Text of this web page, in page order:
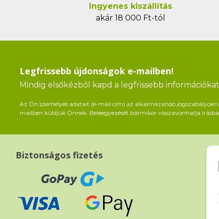
Ingyenes kiszállítás
akár 18 000 Ft-tól
Legfrissebb újdonságok e-mailben!
Mindig elsőkézből kapd a legfrissebb
Az Ön személyes adatait (e-mail cím) az alkalmazandó
mailben küldjük Önnek. Beleegyezését bármikor visszavonhatja
Biztonságos fizetés